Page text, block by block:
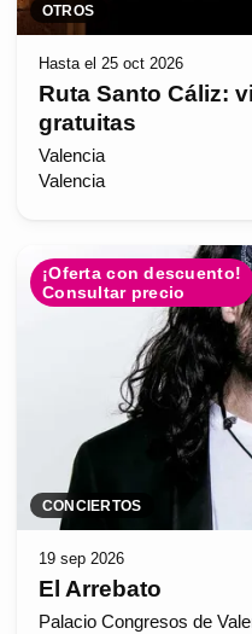
OTROS
Hasta el 25 oct 2026
Ruta Santo Cáliz:
gratuitas
Valencia
Valencia
¡Oferta con descuento!
Consultar precio
CONCIERTOS
19 sep 2026
El Arrebato
Palacio Congresos de